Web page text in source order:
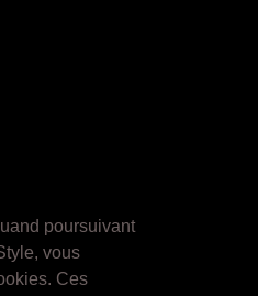
poursuivant
vous
Ces